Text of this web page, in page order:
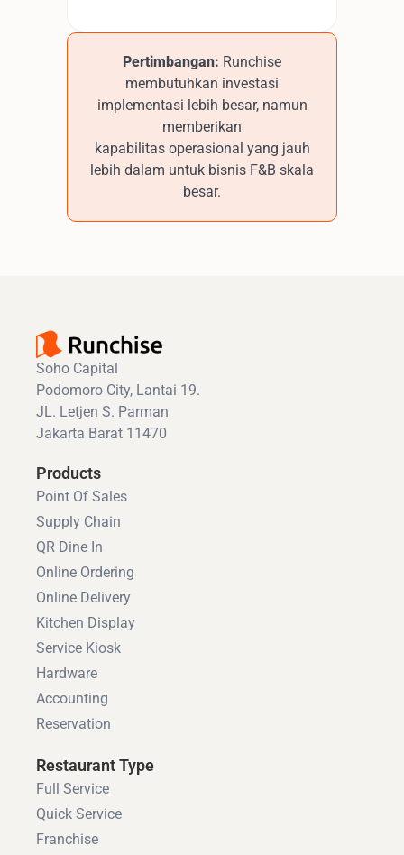
Pertimbangan: Runchise
membutuhkan investasi
implementasi lebih besar, namun
memberikan
kapabilitas operasional yang jauh
lebih dalam untuk bisnis F&B skala
besar.
Soho Capital
Podomoro City, Lantai 19.
JL. Letjen S. Parman
Jakarta Barat 11470
Products
Point Of Sales
Supply Chain
QR Dine In
Online Ordering
Online Delivery
Kitchen Display
Service Kiosk
Hardware
Accounting
Reservation
Restaurant Type
Full Service
Quick Service
Franchise